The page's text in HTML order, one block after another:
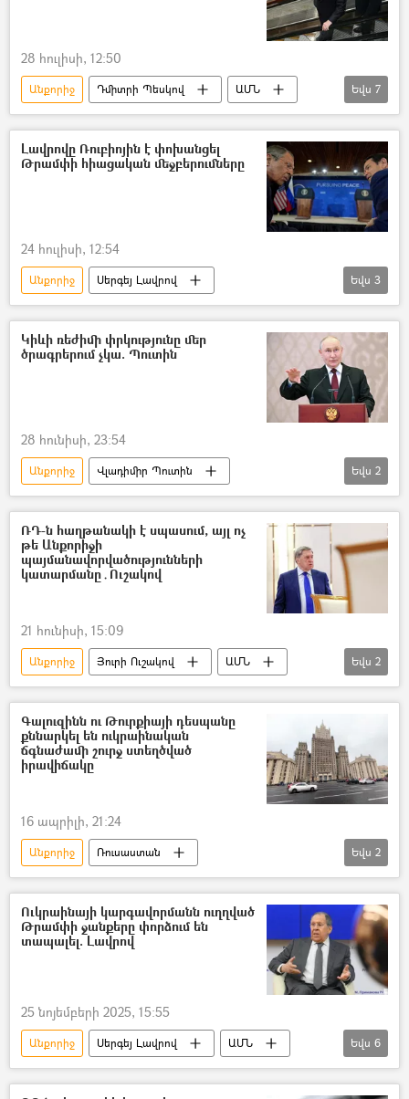
28 հուլիսի, 12:50
Անքորիջ Դմիտրի Պեսկով
ԱՄՆ
Ռուսաստան
Ուկրաինա
բանակցություններ
ռազմական հատուկ գործողություն
Եվս 7
Լավրովը Ռուբիոյին է փոխանցել
Թրամփի հիացական մեջբերումները
24 հուլիսի, 12:54
Անքորիջ
Սերգեյ Լավրով
Մարկո Ռուբիո
ԱՄՆ
Դոնալդ Թրամփ
Մանիլա
Եվս 3
Կիևի ռեժիմի փրկությունը մեր
ծրագրերում չկա. Պուտին
28 հունիսի, 23:54
Անքորիջ
Վլադիմիր Պուտին
Ռուսաստան
Ուկրաինա ԱՄՆ
Եվս 2
ՌԴ-ն հաղթանակի է սպասում, այլ ոչ
թե Անքորիջի
պայմանավորվածությունների
կատարմանը․Ուշակով
21 հունիսի, 15:09
Անքորիջ Յուրի Ուշակով
ԱՄՆ
Ռուսաստան
Ուկրաինա
Եվս 2
Գալուզինն ու Թուրքիայի դեսպանը
քննարկել են ուկրաինական
ճգնաժամի շուրջ ստեղծված
իրավիճակը
16 ապրիլի, 21:24
Անքորիջ
Ռուսաստան
Միխայիլ Գալուզին
Դեսպան
Ուկրաինա
Եվս 2
Ուկրաինայի կարգավորմանն ուղղված
Թրամփի ջանքերը փորձում են
տապալել. Լավրով
25 նոյեմբերի 2025, 15:55
Անքորիջ Սերգեյ Լավրով
ԱՄՆ
բանակցություններ
Ուկրաինա
Եվս 6